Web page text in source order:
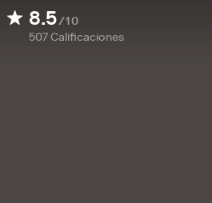
8.5/10
507Calificaciones